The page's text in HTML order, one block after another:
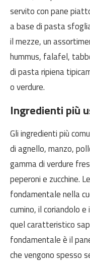
servito con pane
a base di pasta
il mezze, un
hummus, falafel,
di pasta ripiena
o verdure.
Ingredienti più
Gli ingredienti più
di agnello, manzo,
gamma di verdure
peperoni e zucchine.
fondamentale nella
cumino, il coriandolo
quel caratteristico
fondamentale è il
che vengono spesso